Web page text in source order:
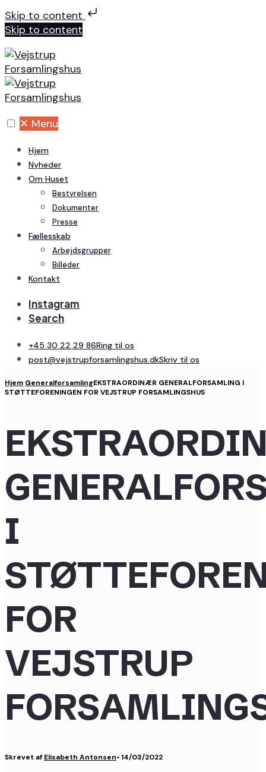
Skip to content
Skip to content
✕ Menu
Hjem
Nyheder
Om Huset
Bestyrelsen
Dokumenter
Presse
Fællesskab
Arbejdsgrupper
Billeder
Kontakt
Instagram
Search
+45 30 22 29 86Ring til os
post@vejstrupforsamlingshus.dkSkriv til os
Hjem GeneralforsamlingEKSTRAORDINÆR GENERALFORSAMLING I
STØTTEFORENINGEN FOR VEJSTRUP FORSAMLINGSHUS
I
FOR
VEJSTRUP
Skrevet af Elisabeth Antonsen• 14/03/2022